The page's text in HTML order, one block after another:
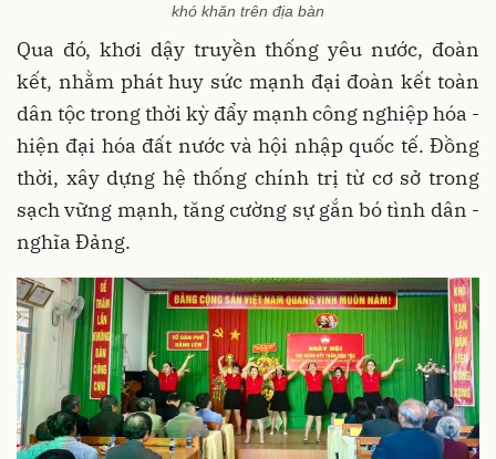
khó khăn trên địa bàn
Qua đó, khơi dậy truyền thống yêu nước, đoàn
kết, nhằm phát huy sức mạnh đại đoàn kết toàn
dân tộc trong thời kỳ đẩy mạnh công nghiệp hóa -
hiện đại hóa đất nước và hội nhập quốc tế. Đồng
thời, xây dựng hệ thống chính trị từ cơ sở trong
sạch vững mạnh, tăng cường sự gắn bó tình dân -
nghĩa Đảng.